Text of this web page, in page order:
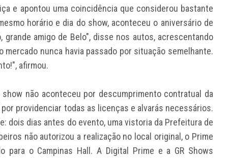
e apontou uma coincidência que considerou bastante
horário e dia do show, aconteceu o aniversário de
grande amigo de Belo", disse nos autos, acrescentando
mercado nunca havia passado por situação semelhante.
afirmou.
não aconteceu por descumprimento contratual da
providenciar todas as licenças e alvarás necessários.
dois dias antes do evento, uma vistoria da Prefeitura de
não autorizou a realização no local original, o Prime
para o Campinas Hall. A Digital Prime e a GR Shows